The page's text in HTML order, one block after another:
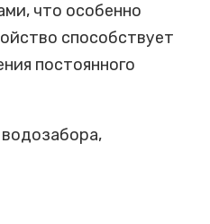
что особенно
способствует
постоянного